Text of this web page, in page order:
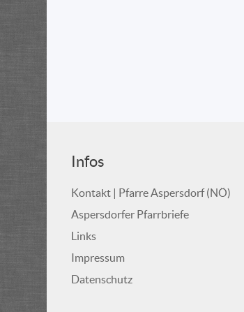
Infos
Kontakt | Pfarre Aspersdorf (NÖ)
Aspersdorfer Pfarrbriefe
Links
Impressum
Datenschutz